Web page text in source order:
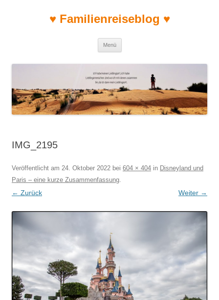
♥ Familienreiseblog ♥
Menü
IMG_2195
Veröffentlicht am 24. Oktober 2022 bei 604 × 404 in Disneyland und
Paris – eine kurze Zusammenfassung.
← Zurück Weiter →